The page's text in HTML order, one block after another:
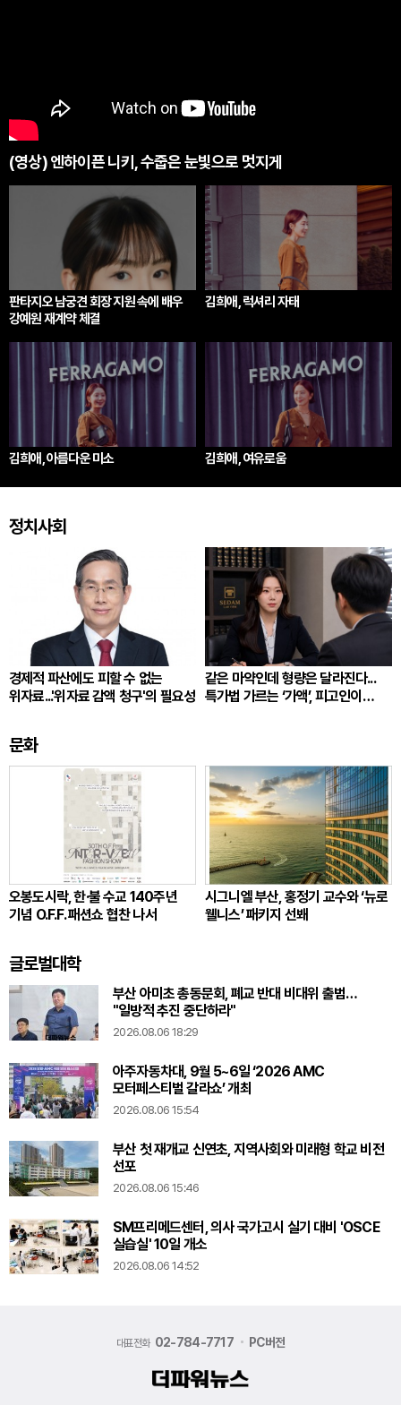
(영상) 엔하이픈 니키, 수줍은 눈빛으로 멋지게
판타지오 남궁견 회장 지원 속에 배우
강예원 재계약 체결
김희애, 럭셔리 자태
김희애, 아름다운 미소 김희애, 여유로움
정치사회
경제적 파산에도 피할 수 없는
위자료...'위자료 감액 청구'의 필요성
같은 마약인데 형량은 달라진다...
특가법 가르는 ‘가액’, 피고인이
문화
오봉도시락, 한·불 수교 140주년
기념 O.F.F. 패션쇼 협찬 나서
시그니엘 부산, 홍정기 교수와 ‘뉴로
웰니스’ 패키지 선봬
글로벌대학
부산 아미초 총동문회, 폐교 반대 비대위 출범…
"일방적 추진 중단하라"
2026.08.06 18:29
아주자동차대, 9월 5~6일 ‘2026 AMC
모터페스티벌 갈라쇼’ 개최
2026.08.06 15:54
부산 첫 재개교 신연초, 지역사회와 미래형 학교 비전
선포
2026.08.06 15:46
SM프리메드센터, 의사 국가고시 실기 대비 'OSCE
실습실' 10일 개소
2026.08.06 14:52
대표전화 02-784-7717 PC버전